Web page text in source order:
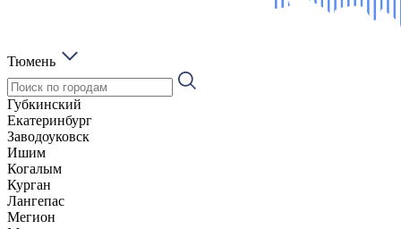
Тюмень
Губкинский
Екатеринбург
Заводоуковск
Ишим
Когалым
Курган
Лангепас
Мегион